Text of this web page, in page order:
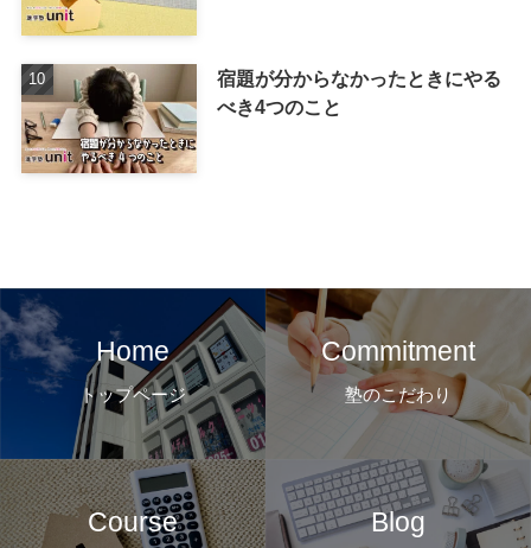
宿題が分からなかったときにやる
べき4つのこと
Home
トップページ
Commitment
塾のこだわり
Course Blog